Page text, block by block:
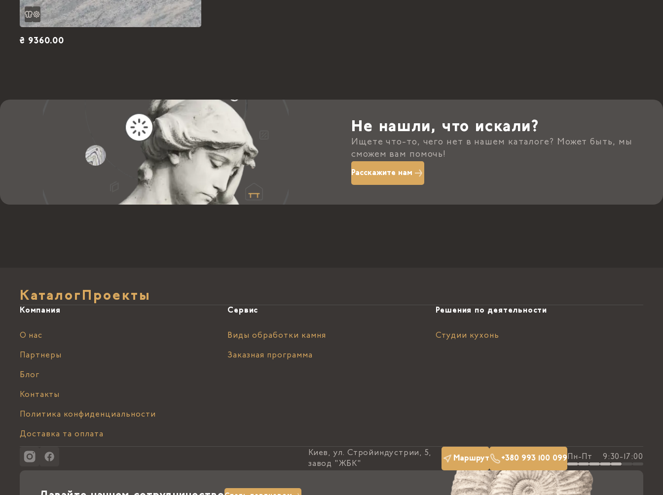
₴ 9360.00
Не нашли, что искали?
Ищете что-то, чего нет в нашем каталоге? Может быть, мы
сможем вам помочь!
Расскажите нам
Каталог Проекты
Компания
О нас
Партнеры
Блог
Контакты
Политика конфиденциальности
Доставка та оплата
Сервис
Виды обработки камня
Заказная программа
Решения по деятельности
Студии кухонь
Киев, ул. Стройиндустрии, 5,
завод "ЖБК"
Маршрут +380 993 100 099 Пн-Пт 9:30-17:00